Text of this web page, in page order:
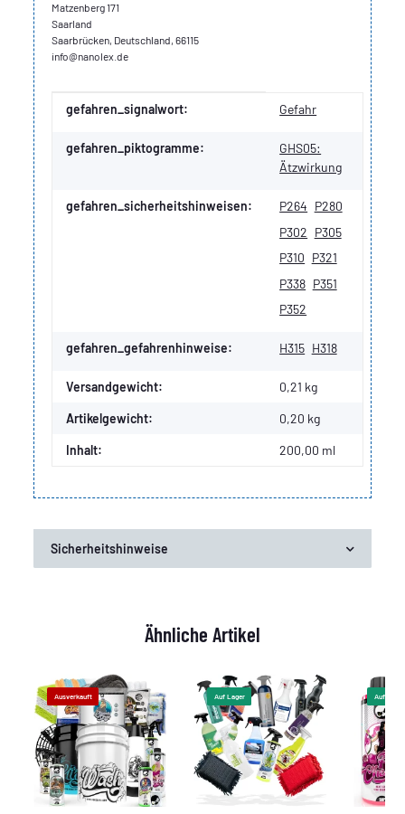
Matzenberg 171
Saarland
Saarbrücken, Deutschland, 66115
info@nanolex.de
Produkteigenschaft
Wert
gefahren_signalwort: Gefahr
gefahren_piktogramme:
GHS05:
Ätzwirkung
gefahren_sicherheitshinweisen: P264 P280
P302 P305
P310 P321
P338 P351
P352
gefahren_gefahrenhinweise: H315 H318
Versandgewicht: 0,21 kg
Artikelgewicht: 0,20 kg
Inhalt: 200,00 ml
Sicherheitshinweise
Ähnliche Artikel
Ausverkauft Auf Lager Auf Lager